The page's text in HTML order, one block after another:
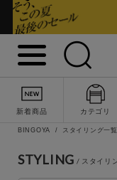
新着商品 カテゴリ
BINGOYA スタイリング一覧
STYLING